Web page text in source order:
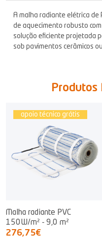
A malha radiante elétrica de
de aquecimento robusto
solução eficiente projetada
sob pavimentos cerâmicos
Produtos
apoio técnico grátis
Malha radiante PVC
150W/m² - 9,0 m²
276,75€